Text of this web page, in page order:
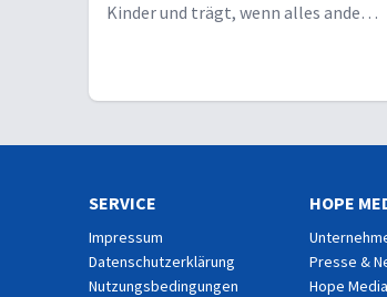
Kinder und trägt, wenn alles andere
SERVICE
Impressum
Datenschutzerklärung
Nutzungsbedingungen
HOPE
Presse &
Hope